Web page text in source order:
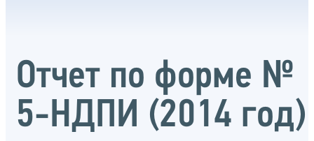
Отчет по форме №
5-НДПИ (2014 год)